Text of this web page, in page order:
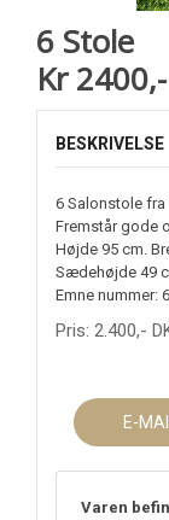
6 Stole
Kr 2400,-
BESKRIVELSE
6 Salonstole
Fremstår gode
Højde 95 cm.
Sædehøjde 49
Emne nummer:
Pris: 2.400,-
E-MAIL
Varen